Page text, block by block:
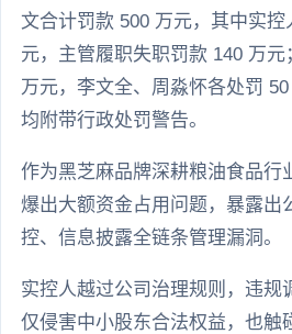
文合计罚款 500 万元，其中实控
元，主管履职失职罚款 140 万
万元，李文全、周淼怀各处罚
均附带行政处罚警告。
作为黑芝麻品牌深耕粮油食品行
爆出大额资金占用问题，暴露出
控、信息披露全链条管理漏洞。
实控人越过公司治理规则，违规
仅侵害中小股东合法权益，也触